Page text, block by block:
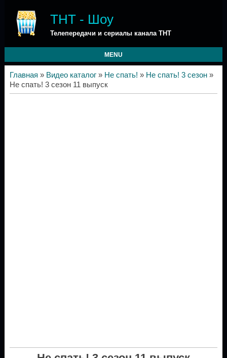
ТНТ - Шоу
Телепередачи и сериалы канала ТНТ
MENU
Главная » Видео каталог» Не спать! » Не спать! 3 сезон»
Не спать! 3 сезон 11 выпуск